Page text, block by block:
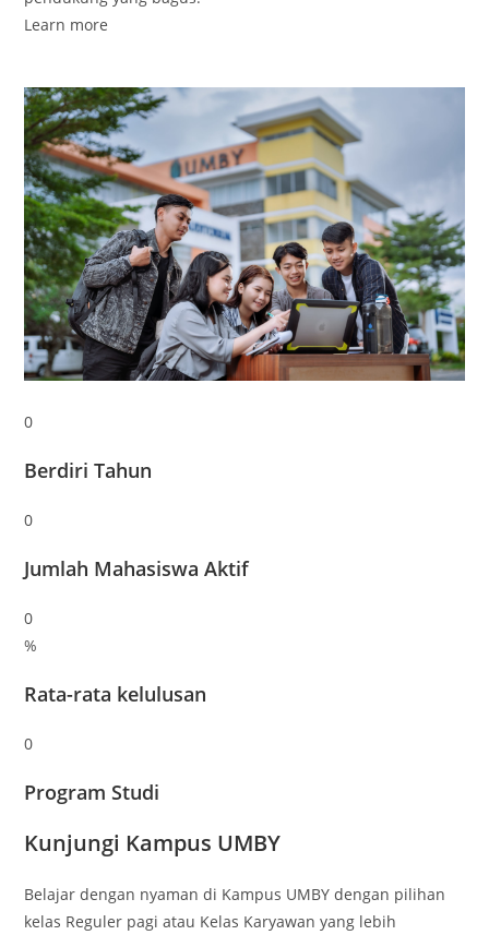
Learn more
0
Berdiri Tahun
0
Jumlah Mahasiswa Aktif
0
%
Rata-rata kelulusan
0
Program Studi
Kunjungi Kampus UMBY
Belajar dengan nyaman di Kampus UMBY dengan pilihan
kelas Reguler pagi atau Kelas Karyawan yang lebih